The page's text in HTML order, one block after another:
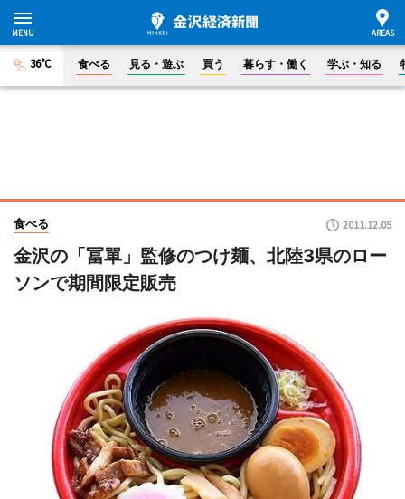
36°C 食べる 見る・遊ぶ 買う 暮らす・働く 学ぶ・知る
食べる 2011.12.05
金沢の「冨單」監修のつけ麺、北陸3県のロー
ソンで期間限定販売